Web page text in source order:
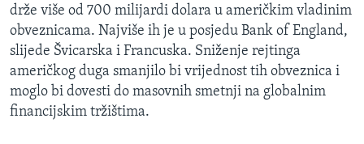
drže više od 700 milijardi dolara u američkim vladinim
obveznicama. Najviše ih je u posjedu Bank of England,
slijede Švicarska i Francuska. Sniženje rejtinga
američkog duga smanjilo bi vrijednost tih obveznica i
moglo bi dovesti do masovnih smetnji na globalnim
financijskim tržištima.